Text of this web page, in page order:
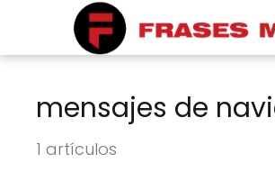
mensajes de
1 artículos